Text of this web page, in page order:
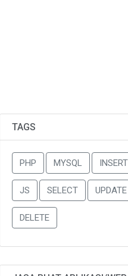
TAGS
PHP MYSQL INSERT
JS SELECT UPDATE
DELETE